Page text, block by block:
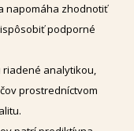
napomáha zhodnotiť
podporné
riadené analytikou,
prostredníctvom